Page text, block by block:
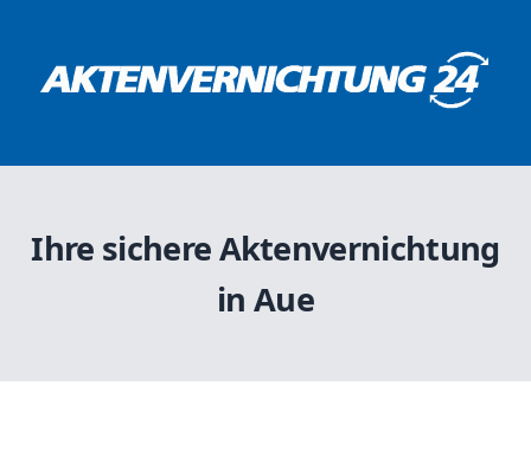
Ihre sichere Aktenvernichtung
in Aue